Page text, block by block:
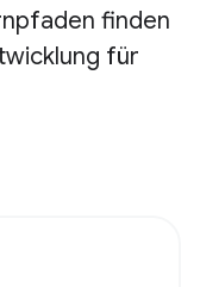
finden
für